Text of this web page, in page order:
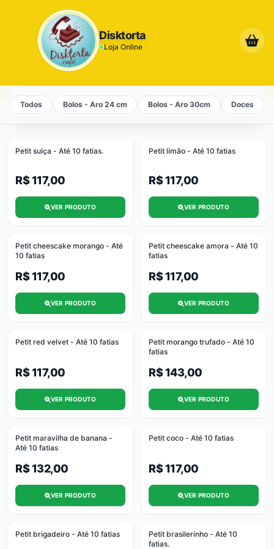
Disktorta
Loja Online
Todos Bolos - Aro 24 cm Bolos - Aro 30cm Doces
Petit suiça - Até 10 fatias.
R$ 117,00
VER PRODUTO
Petit limão - Até 10 fatias
R$ 117,00
VER PRODUTO
Petit cheescake morango - Até
10 fatias
R$ 117,00
VER PRODUTO
Petit cheescake amora - Até 10
fatias
R$ 117,00
VER PRODUTO
Petit red velvet - Até 10 fatias
R$ 117,00
VER PRODUTO
Petit morango trufado - Até 10
fatias
R$ 143,00
VER PRODUTO
Petit maravilha de banana -
Até 10 fatias
R$ 132,00
VER PRODUTO
Petit coco - Até 10 fatias
R$ 117,00
VER PRODUTO
Petit brigadeiro - Até 10 fatias
Petit brasilerinho - Até 10
fatias.